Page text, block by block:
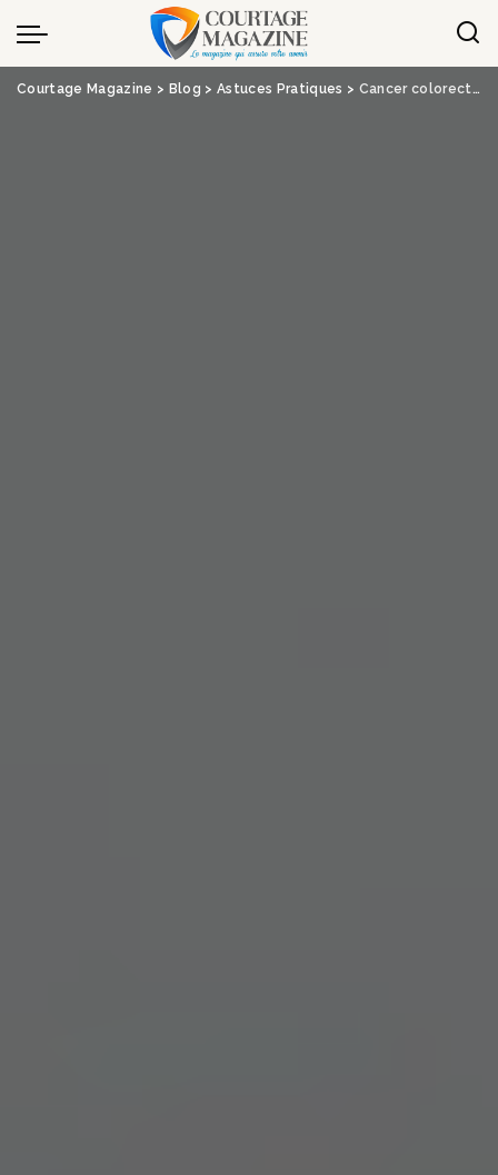
Panneau de gestion des cookies
Courtage Magazine > Blog > Astuces Pratiques > Cancer colorectal : comment se procurer un kit de dépistage ?